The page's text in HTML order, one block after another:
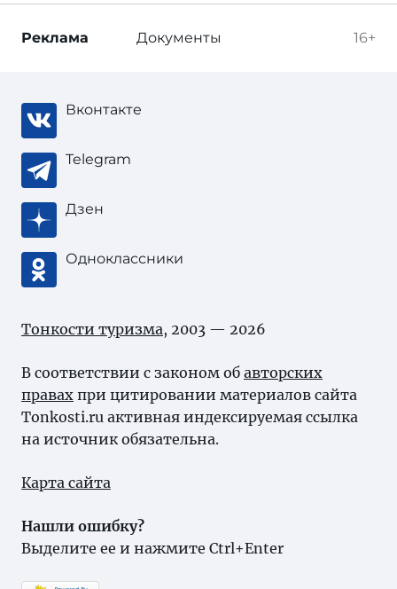
16+
Реклама Документы
Вконтакте
Telegram
Дзен
Одноклассники
Тонкости туризма, 2003 — 2026
В соответствии с законом об авторских
правах при цитировании материалов сайта
Tonkosti.ru активная индексируемая ссылка
на источник обязательна.
Карта сайта
Нашли ошибку?
Выделите ее и нажмите Ctrl+Enter